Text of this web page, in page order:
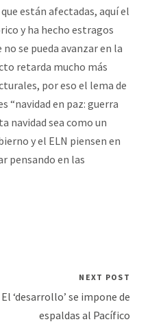
están afectadas, aquí el
y ha hecho estragos
se pueda avanzar en la
retarda mucho más
por eso el lema de
“navidad en paz: guerra
navidad sea como un
y el ELN piensen en
pensando en las
NEXT POST
El ‘desarrollo’ se impone de
espaldas al Pacífico